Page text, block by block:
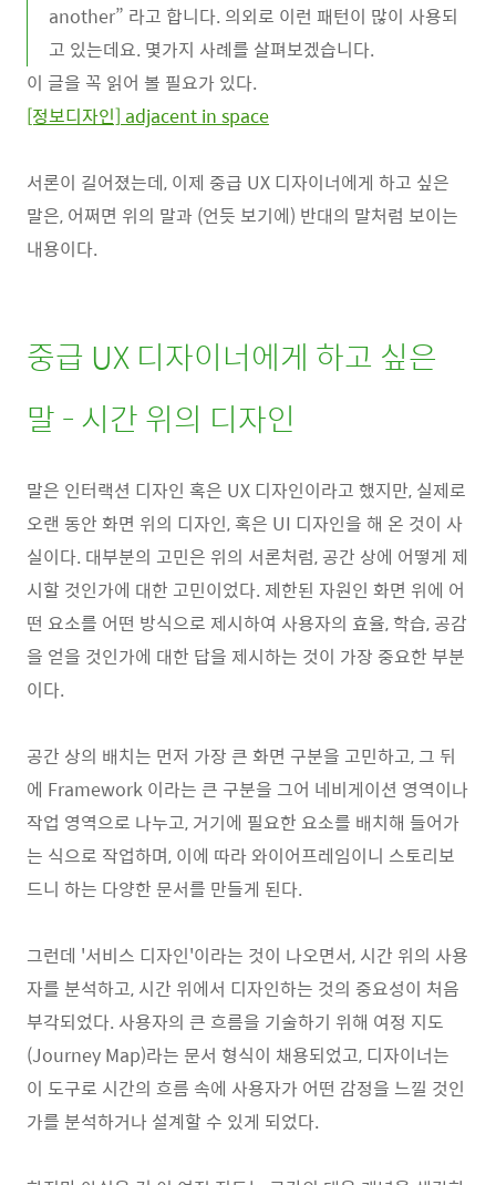
another” 라고 합니다. 의외로 이런 패턴이 많이 사용되
고 있는데요. 몇가지 사례를 살펴보겠습니다.
이 글을 꼭 읽어 볼 필요가 있다.
[정보디자인] adjacent in space
서론이 길어졌는데, 이제 중급 UX 디자이너에게 하고 싶은
말은, 어쩌면 위의 말과 (언듯 보기에) 반대의 말처럼 보이는
내용이다.
중급 UX 디자이너에게 하고 싶은
말 - 시간 위의 디자인
말은 인터랙션 디자인 혹은 UX 디자인이라고 했지만, 실제로
오랜 동안 화면 위의 디자인, 혹은 UI 디자인을 해 온 것이 사
실이다. 대부분의 고민은 위의 서론처럼, 공간 상에 어떻게 제
시할 것인가에 대한 고민이었다. 제한된 자원인 화면 위에 어
떤 요소를 어떤 방식으로 제시하여 사용자의 효율, 학습, 공감
을 얻을 것인가에 대한 답을 제시하는 것이 가장 중요한 부분
이다.
공간 상의 배치는 먼저 가장 큰 화면 구분을 고민하고, 그 뒤
에 Framework 이라는 큰 구분을 그어 네비게이션 영역이나
작업 영역으로 나누고, 거기에 필요한 요소를 배치해 들어가
는 식으로 작업하며, 이에 따라 와이어프레임이니 스토리보
드니 하는 다양한 문서를 만들게 된다.
그런데 '서비스 디자인'이라는 것이 나오면서, 시간 위의 사용
자를 분석하고, 시간 위에서 디자인하는 것의 중요성이 처음
부각되었다. 사용자의 큰 흐름을 기술하기 위해 여정 지도
(Journey Map)라는 문서 형식이 채용되었고, 디자이너는
이 도구로 시간의 흐름 속에 사용자가 어떤 감정을 느낄 것인
가를 분석하거나 설계할 수 있게 되었다.